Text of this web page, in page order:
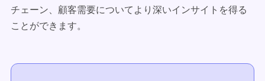
チェーン、顧客需要についてより深いインサイトを得る
ことができます。